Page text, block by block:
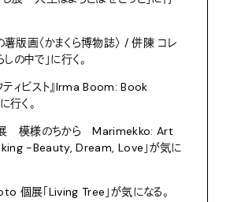
薯版画〈かまくら博物誌〉 / 併陳 コレ
の中で」に行く。
ティビスト』Irma Boom: Book
く。
展 模様のちから Marimekko: Art
-Beauty, Dream, Love」が気に
個展「Living Tree」が気になる。